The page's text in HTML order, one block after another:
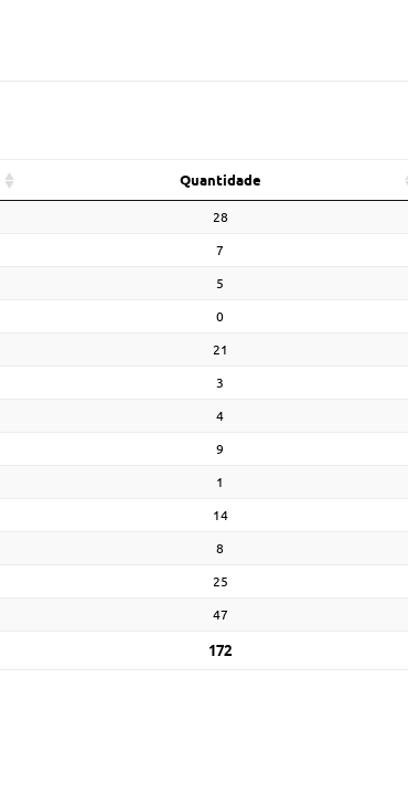
Quantidade
28
7
5
0
21
3
4
9
1
14
8
25
47
172